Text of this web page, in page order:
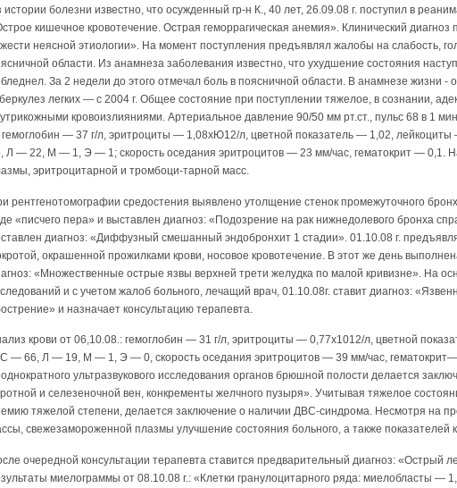
истории болезни известно, что осужденный гр-н К., 40 лет, 26.09.08 г. поступил в
кишечное кровотечение. Острая геморрагическая анемия». Клинический
неясной этиологии». На момент поступления предъявлял жалобы на слабость,
области. Из анамнеза заболевания известно, что ухудшение состояния
За 2 недели до этого отмечал боль в поясничной области. В анамнезе жизни -
легких — с 2004 г. Общее состояние при поступлении тяжелое, в сознании,
кровоизлияниями. Артериальное давление 90/50 мм рт.ст., пульс 68 в 1
— 37 г/л, эритроциты — 1,08хЮ12/л, цветной показатель — 1,02,
Л — 22, М — 1, Э — 1; скорость оседания эритроцитов — 23 мм/час, гематокрит — 0,1.
эритроцитарной и тромбоци-тарной масс.
рентгенотомографии средостения выявлено утолщение стенок промежуточного
«писчего пера» и выставлен диагноз: «Подозрение на рак нижнедолевого бронха
диагноз: «Диффузный смешанный эндобронхит 1 стадии». 01.10.08 г.
окрашенной прожилками крови, носовое кровотечение. В этот же день
«Множественные острые язвы верхней трети желудка по малой кривизне». На
и с учетом жалоб больного, лечащий врач, 01.10.08г. ставит диагноз:
и назначает консультацию терапевта.
крови от 06,10.08.: гемоглобин — 31 г/л, эритроциты — 0,77х1012/л, цветной
— 66, Л — 19, М — 1, Э — 0, скорость оседания эритроцитов — 39 мм/час,
ультразвукового исследования органов брюшной полости делается
и селезеночной вен, конкременты желчного пузыря». Учитывая тяжелое
тяжелой степени, делается заключение о наличии ДВС-синдрома. Несмотря на
свежезамороженной плазмы улучшение состояния больного, а также показателей
очередной консультации терапевта ставится предварительный диагноз: «Острый
миелограммы от 08.10.08 г.: «Клетки гранулоцитарного ряда: миелобласты